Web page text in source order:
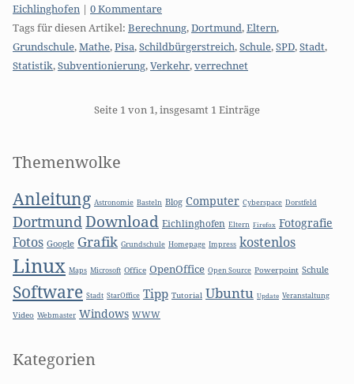
Kategorien:
Eichlinghofen | 0 Kommentare
Tags für diesen Artikel: Berechnung,Dortmund,Eltern,
Grundschule,Mathe,Pisa,Schildbürgerstreich,Schule,SPD,Stadt,
Statistik,Subventionierung,Verkehr,verrechnet
PaginationSeite 1 von 1, insgesamt 1 Einträge
Seitenleiste
Themenwolke
Anleitung Astronomie Basteln Blog Computer Cyberspace Dorstfeld
DortmundDownload Eichlinghofen Eltern Firefox Fotografie
Fotos Google Grafik Grundschule Homepage Impress kostenlos
Linux Maps Microsoft Office OpenOffice Open Source Powerpoint Schule
Software Stadt StarOffice Tipp Tutorial Ubuntu Update Veranstaltung
Video Webmaster Windows WWW
Kategorien